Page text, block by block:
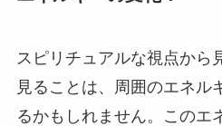
スピリチュアルな視点から
見ることは、周囲のエネル
るかもしれません。このエ